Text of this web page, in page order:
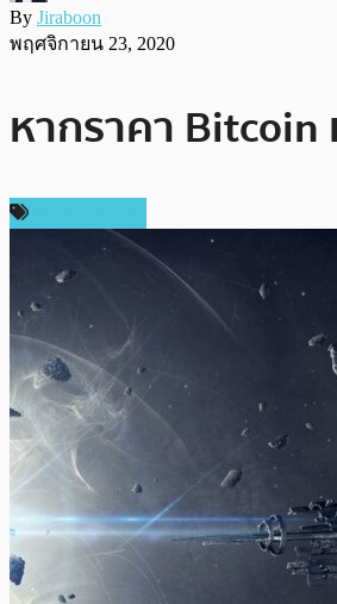
By Jiraboon
พฤศจิกายน 23, 2020
หากราคา